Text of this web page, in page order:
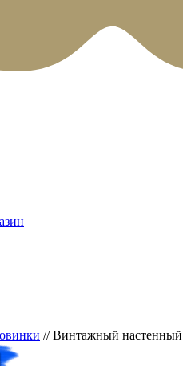
//Винтажный настенный